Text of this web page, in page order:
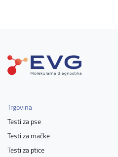
Trgovina
Testi za pse
Testi za mačke
Testi za ptice